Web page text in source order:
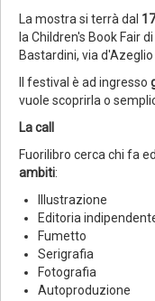
La mostra si terrà dal
la Children's Book Fair
Bastardini, via d'Azeglio
Il festival è ad ingresso
vuole scoprirla o
La call
Fuorilibro cerca chi fa
ambiti:
Illustrazione
Editoria
Fumetto
Serigrafia
Fotografia
Autoproduzione